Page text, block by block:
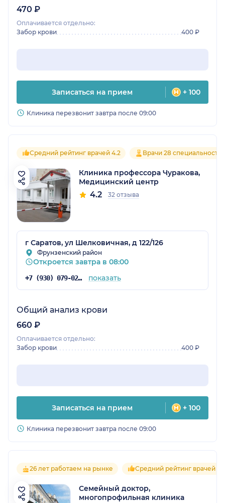
470 ₽
Оплачивается отдельно:
Забор крови
400 ₽
Записаться на прием + 100
Клиника перезвонит завтра после 09:00
Средний рейтинг врачей 4.2 Врачи 28
Клиника профессора Чуракова,
Медицинский центр
4.2 32 отзыва
г Саратов, ул Шелковичная, д 122/126
Фрунзенский район
Откроется завтра в 08:00
+7 (930) 079-02-84 показать
Общий анализ крови
660 ₽
Оплачивается отдельно:
Забор крови
400 ₽
Записаться на прием + 100
Клиника перезвонит завтра после 09:00
26 лет работаем на рынке Средний рейтинг врачей
Семейный доктор,
многопрофильная клиника